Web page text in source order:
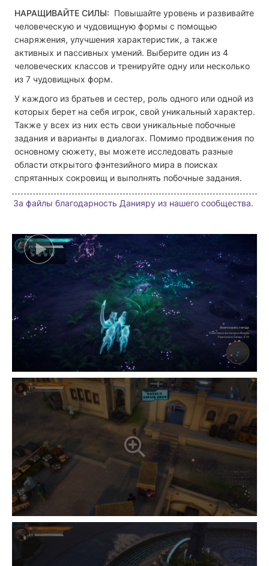
НАРАЩИВАЙТЕ СИЛЫ: Повышайте уровень и развивайте
человеческую и чудовищную формы с помощью
снаряжения, улучшения характеристик, а также
активных и пассивных умений. Выберите один из 4
человеческих классов и тренируйте одну или несколько
из 7 чудовищных форм.
У каждого из братьев и сестер, роль одного или одной из
которых берет на себя игрок, свой уникальный характер.
Также у всех из них есть свои уникальные побочные
задания и варианты в диалогах. Помимо продвижения по
основному сюжету, вы можете исследовать разные
области открытого фэнтезийного мира в поисках
спрятанных сокровищ и выполнять побочные задания.
За файлы благодарность Данияру из нашего сообщества.